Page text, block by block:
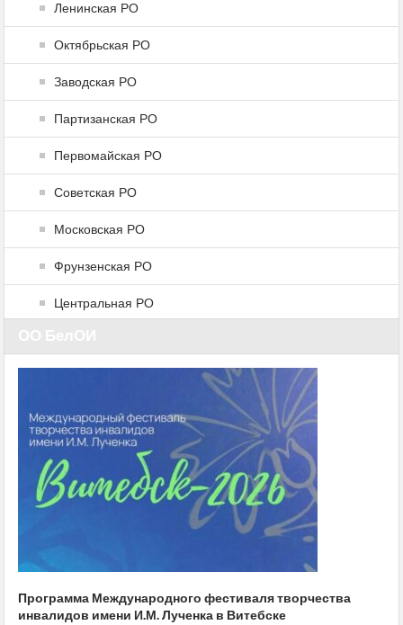
Ленинская РО
Октябрьская РО
Заводская РО
Партизанская РО
Первомайская РО
Советская РО
Московская РО
Фрунзенская РО
Центральная РО
Программа Международного фестиваля творчества
инвалидов имени И.М. Лученка в Витебске